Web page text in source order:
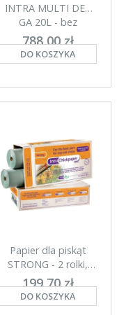
INTRA MULTI DES
GA 20L - bez
formaldehydu
788,00 zł
netto: 729,63 zł
DO KOSZYKA
Papier dla piskąt
STRONG - 2 rolki,
biodegradacja 5-6
dni
199,70 zł
netto: 162,36 zł
DO KOSZYKA